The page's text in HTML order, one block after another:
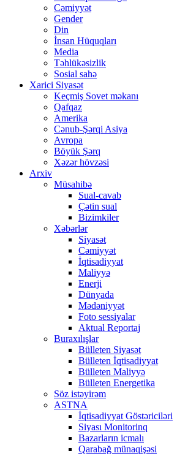
Cəmiyyət
Gender
Din
İnsan Hüquqları
Media
Təhlükəsizlik
Sosial sahə
Xarici Siyasət
Keçmiş Sovet məkanı
Qafqaz
Amerika
Cənub-Şərqi Asiya
Avropa
Böyük Şərq
Xəzər hövzəsi
Arxiv
Müsahibə
Sual-cavab
Çətin sual
Bizimkiler
Xəbərlər
Siyasət
Cəmiyyət
İqtisadiyyat
Maliyyə
Enerji
Dünyada
Mədəniyyət
Foto sessiyalar
Aktual Reportaj
Buraxılışlar
Bülleten Siyasət
Bülleten İqtisadiyyat
Bülleten Maliyyə
Bülleten Energetika
Söz istəyirəm
ASTNA
İqtisadiyyat Göstəriciləri
Siyası Monitorinq
Bazarların icmalı
Qarabağ münaqişəsi